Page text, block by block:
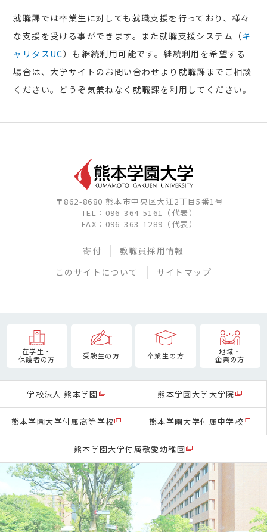
就職課では卒業生に対しても就職支援を行っており、様々
な支援を受ける事ができます。また就職支援システム（キ
ャリタスUC）も継続利用可能です。継続利用を希望する
場合は、大学サイトのお問い合わせより就職課までご相談
ください。どうぞ気兼ねなく就職課を利用してください。
〒862-8680 熊本市中央区大江2丁目5番1号
TEL：096-364-5161（代表）
FAX：096-363-1289（代表）
寄付
教職員採用情報
このサイトについて
サイトマップ
在学生・
保護者の方
受験生の方 卒業生の方
地域・
企業の方
学校法人 熊本学園 熊本学園大学大学院
熊本学園大学付属高等学校 熊本学園大学付属中学校
熊本学園大学付属敬愛幼稚園